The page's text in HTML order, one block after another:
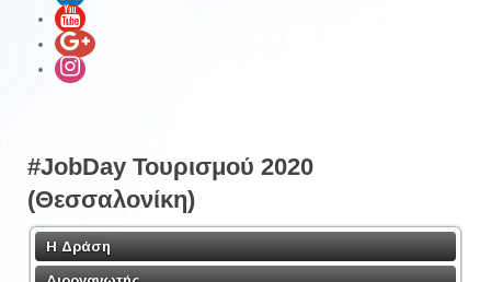
#JobDay Τουρισμού 2020
(Θεσσαλονίκη)
Η Δράση